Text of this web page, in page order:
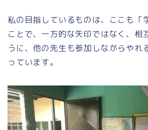
私の目指しているものは、ここも「
ことで、一方的な矢印ではなく、相
うに、他の先生も参加しながらやれ
っています。